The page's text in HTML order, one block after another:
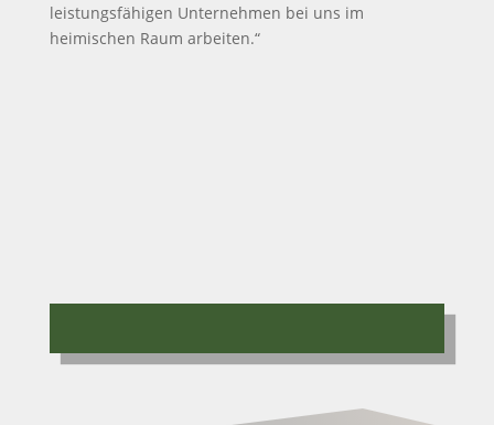
leistungsfähigen Unternehmen bei uns im
heimischen Raum arbeiten.“